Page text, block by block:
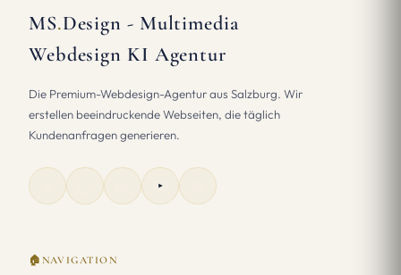
MS.Design - Multimedia
Webdesign KI Agentur
Die Premium-Webdesign-Agentur aus Salzburg. Wir
erstellen beeindruckende Webseiten, die täglich
Kundenanfragen generieren.
🏠 NAVIGATION